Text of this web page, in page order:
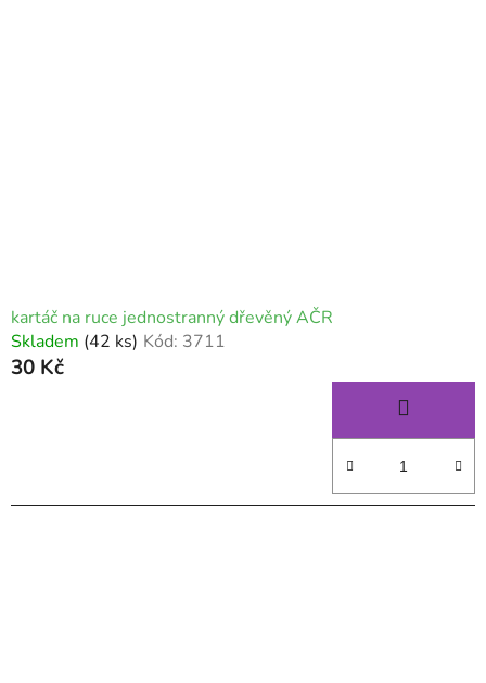
kartáč na ruce jednostranný dřevěný AČR
Skladem (42 ks) Kód: 3711
30 Kč